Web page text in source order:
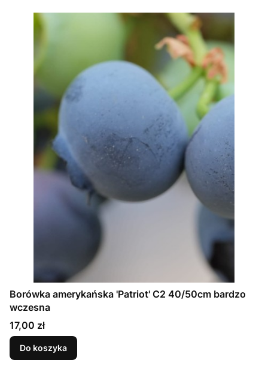
Borówka amerykańska 'Patriot' C2 40/50cm bardzo
wczesna
Cena
17,00 zł
Do koszyka